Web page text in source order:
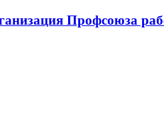
Профсоюза